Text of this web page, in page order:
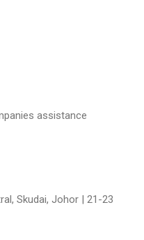
assistance
Skudai, Johor | 21-23